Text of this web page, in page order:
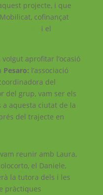
projecte, i que
cofinançat
i el
aprofitar l’ocasió
Pesaro: l’associació
del
del grup, vam ser els
a aquesta ciutat de la
del trajecte en
reunir amb Laura,
el Daniele,
la tutora dels i les
pràctiques